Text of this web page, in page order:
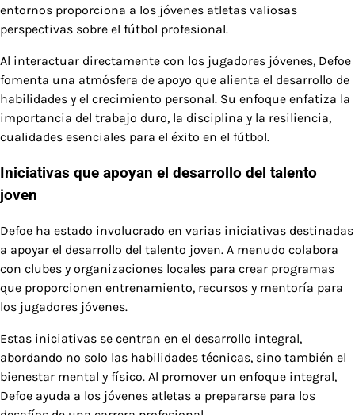
entornos proporciona a los jóvenes atletas valiosas
perspectivas sobre el fútbol profesional.
Al interactuar directamente con los jugadores jóvenes, Defoe
fomenta una atmósfera de apoyo que alienta el desarrollo de
habilidades y el crecimiento personal. Su enfoque enfatiza la
importancia del trabajo duro, la disciplina y la resiliencia,
cualidades esenciales para el éxito en el fútbol.
Iniciativas que apoyan el desarrollo del talento
joven
Defoe ha estado involucrado en varias iniciativas destinadas
a apoyar el desarrollo del talento joven. A menudo colabora
con clubes y organizaciones locales para crear programas
que proporcionen entrenamiento, recursos y mentoría para
los jugadores jóvenes.
Estas iniciativas se centran en el desarrollo integral,
abordando no solo las habilidades técnicas, sino también el
bienestar mental y físico. Al promover un enfoque integral,
Defoe ayuda a los jóvenes atletas a prepararse para los